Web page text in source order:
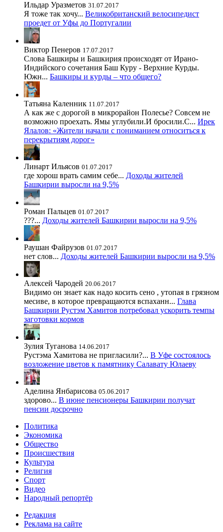
Ильдар Уразметов 31.07.2017
Я тоже так хочу... Великобританский велосипедист
проедет от Уфы до Португалии
Виктор Пенеров 17.07.2017
Слова Башкиры и Башкирия происходят от Ирано-
Индийского сочетания Баш Куру - Верхние Курды.
Южн... Башкиры и курды – что общего?
Татьяна Каленник 11.07.2017
А как же с дорогой в микрорайон Полесье? Совсем не
возможно проехать. Ямы углубили.И бросили.С... Ирек
Ялалов: «Жители начали с пониманием относиться к
перекрытиям дорог»
Линарт Ильясов 01.07.2017
где хорош врать самим себе... Доходы жителей
Башкирии выросли на 9,5%
Роман Пальцев 01.07.2017
???... Доходы жителей Башкирии выросли на 9,5%
Раушан Файрузов 01.07.2017
нет слов... Доходы жителей Башкирии выросли на 9,5%
Алексей Чародей 20.06.2017
Видимо он знает как надо косить сено , утопая в грязном
месиве, в которое превращаются вспаханн... Глава
Башкирии Рустэм Хамитов потребовал ускорить темпы
заготовки кормов
Зулия Туганова 14.06.2017
Рустэма Хамитова не пригласили?... В Уфе состоялось
возложение цветов к памятнику Салавату Юлаеву
Аделина Янбарисова 05.06.2017
здорово... В июне пенсионеры Башкирии получат
пенсии досрочно
Политика
Экономика
Общество
Происшествия
Культура
Религия
Спорт
Видео
Народный репортёр
Редакция
Реклама на сайте